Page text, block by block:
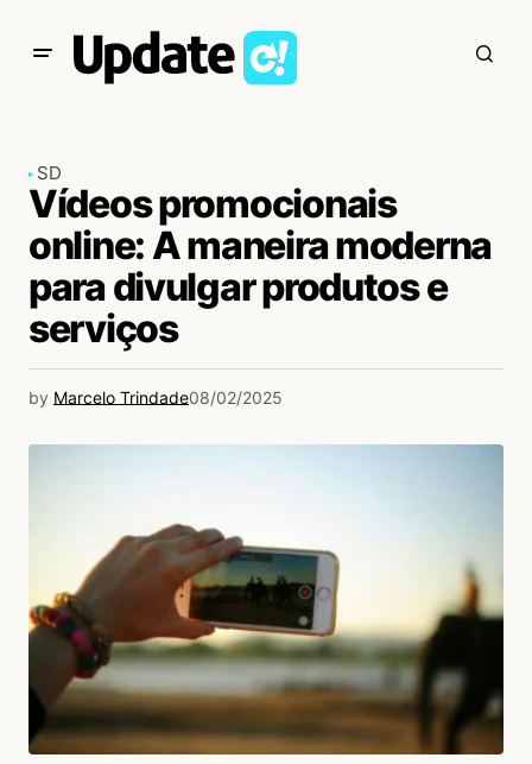
SD
Vídeos promocionais
online: A maneira moderna
para divulgar produtos e
serviços
by Marcelo Trindade08/02/2025